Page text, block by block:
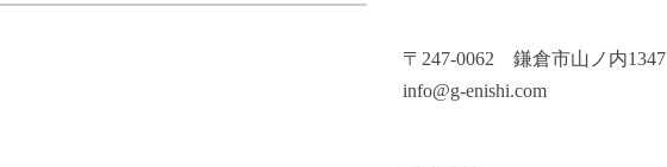
〒247-0062 鎌倉市山ノ内1347
info@g-enishi.com